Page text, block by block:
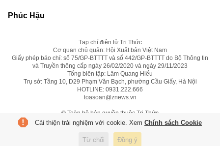
Phúc Hậu
Tạp chí điện tử Tri Thức
Cơ quan chủ quản: Hội Xuất bản Việt Nam
Giấy phép báo chí: số 75/GP-BTTTT và số 442/GP-BTTTT do Bộ Thông tin
và Truyền thông cấp ngày 26/02/2020 và ngày 29/11/2023
Tổng biên tập: Lâm Quang Hiếu
Trụ sở: Tầng 10, D29 Phạm Văn Bạch, phường Cầu Giấy, Hà Nội
HOTLINE: 0931.222.666
toasoan@znews.vn
© Toàn bộ bản quyền thuộc Tri Thức
Cải thiện trải nghiệm với cookie. Xem Chính sách Cookie
Từ chối Đồng ý